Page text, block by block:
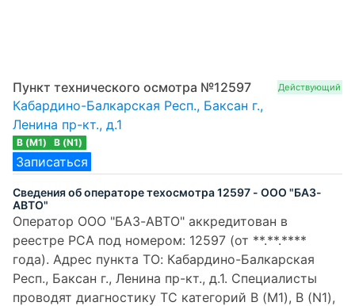
Пункт технического осмотра №12597
Кабардино-Балкарская Респ., Баксан г.,
Ленина пр-кт., д.1
B (M1) B (N1)
Записаться
Действующий
Сведения об операторе техосмотра 12597 - ООО "БАЗ-
АВТО"
Оператор ООО "БАЗ-АВТО" аккредитован в
реестре РСА под номером: 12597 (от **.**.****
года). Адрес пункта ТО: Кабардино-Балкарская
Респ., Баксан г., Ленина пр-кт., д.1. Специалисты
проводят диагностику ТС категорий B (M1), B (N1),